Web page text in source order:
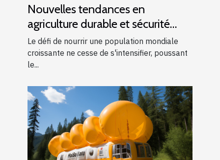
Nouvelles tendances en
agriculture durable et sécurité
alimentaire mondiale
Le défi de nourrir une population mondiale
croissante ne cesse de s'intensifier, poussant
le...